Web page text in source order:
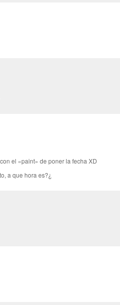
el «paint» de poner la fecha XD
a que hora es?¿